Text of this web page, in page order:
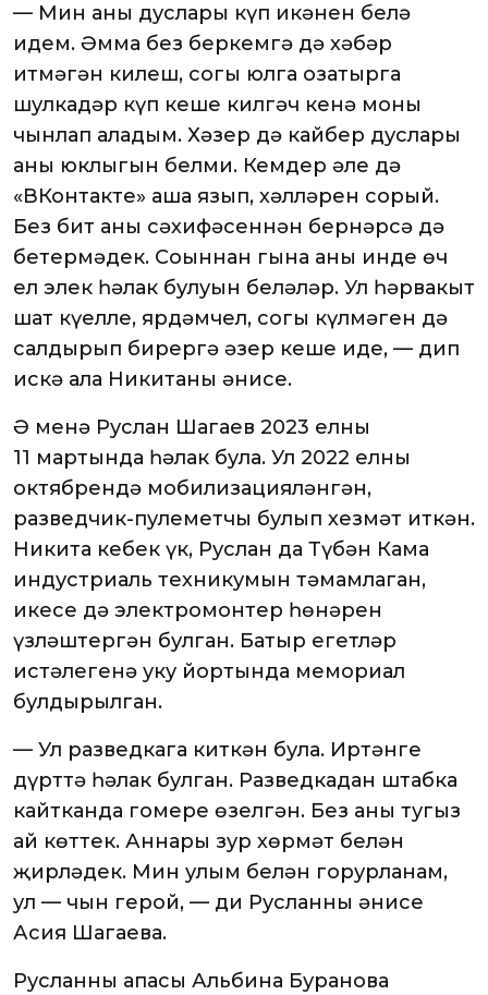
— Мин аның дуслары күп икәнен белә
идем. Әмма без беркемгә дә хәбәр
итмәгән килеш, соңгы юлга озатырга
шулкадәр күп кеше килгәч кенә моны
чынлап аңладым. Хәзер дә кайбер дуслары
аның юклыгын белми. Кемдер әле дә
«ВКонтакте» аша язып, хәлләрен сорый.
Без бит аның сәхифәсеннән бернәрсә дә
бетермәдек. Соңыннан гына аның инде өч
ел элек һәлак булуын беләләр. Ул һәрвакыт
шат күңелле, ярдәмчел, соңгы күлмәген дә
салдырып бирергә әзер кеше иде, — дип
искә ала Никитаның әнисе.
Ә менә Руслан Шагаев 2023 елның
11 мартында һәлак була. Ул 2022 елның
октябрендә мобилизацияләнгән,
разведчик-пулеметчы булып хезмәт иткән.
Никита кебек үк, Руслан да Түбән Кама
индустриаль техникумын тәмамлаган,
икесе дә электромонтер һөнәрен
үзләштергән булган. Батыр егетләр
истәлегенә уку йортында мемориал
булдырылган.
— Ул разведкага киткән була. Иртәнге
дүрттә һәлак булган. Разведкадан штабка
кайтканда гомере өзелгән. Без аны тугыз
ай көттек. Аннары зур хөрмәт белән
җирләдек. Мин улым белән горурланам,
ул — чын герой, — ди Русланның әнисе
Асия Шагаева.
Русланның апасы Альбина Буранова